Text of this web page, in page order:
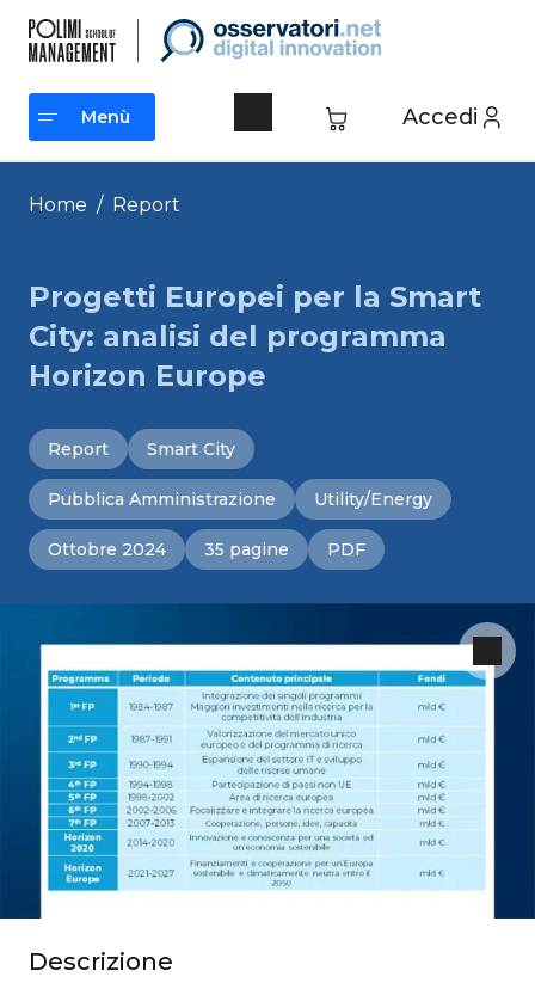
contenuto
Accedi
Menù
Menù
Home / Report
Progetti Europei per la Smart
City: analisi del programma
Horizon Europe
Report Smart City
Pubblica Amministrazione Utility/Energy
Ottobre 2024 35 pagine PDF
Descrizione